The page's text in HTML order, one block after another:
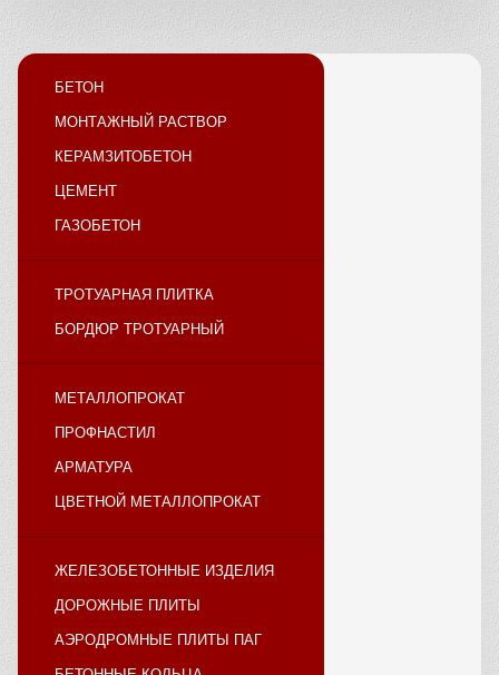
БЕТОН
МОНТАЖНЫЙ РАСТВОР
КЕРАМЗИТОБЕТОН
ЦЕМЕНТ
ГАЗОБЕТОН
ТРОТУАРНАЯ ПЛИТКА
БОРДЮР ТРОТУАРНЫЙ
МЕТАЛЛОПРОКАТ
ПРОФНАСТИЛ
АРМАТУРА
ЦВЕТНОЙ МЕТАЛЛОПРОКАТ
ЖЕЛЕЗОБЕТОННЫЕ ИЗДЕЛИЯ
ДОРОЖНЫЕ ПЛИТЫ
АЭРОДРОМНЫЕ ПЛИТЫ ПАГ